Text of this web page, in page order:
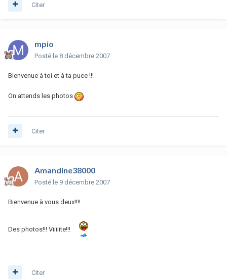
Citer
mpio
Posté le 8 décembre 2007
Bienvenue à toi et à ta puce !!!
On attends les photos
Citer
Amandine38000
Posté le 9 décembre 2007
Bienvenue à vous deux!!!!
Des photos!!! Viiiiite!!!
Citer